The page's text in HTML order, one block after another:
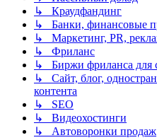
↳ Краудфандинг
↳ Банки, финансовые
↳ Маркетинг, PR,
↳ Фриланс
↳ Биржи фриланса для
↳ Сайт, блог,
контента
↳ SEO
↳ Видеохостинги
↳ Автоворонки продаж